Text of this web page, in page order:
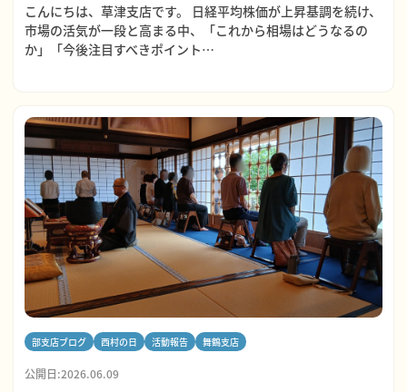
こんにちは、草津支店です。 日経平均株価が上昇基調を続け、
市場の活気が一段と高まる中、「これから相場はどうなるの
か」「今後注目すべきポイント…
部支店ブログ 西村の日 活動報告 舞鶴支店
公開日:2026.06.09